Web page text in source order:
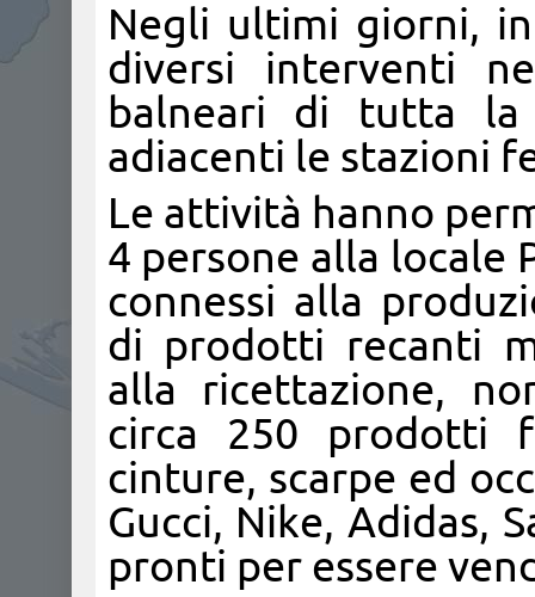
Negli ultimi giorni,
diversi interventi
balneari di tutta la
adiacenti le stazioni
Le attività hanno
4 persone alla locale
connessi alla
di prodotti recanti
alla ricettazione,
circa 250 prodotti
cinture, scarpe ed
Gucci, Nike, Adidas,
pronti per essere